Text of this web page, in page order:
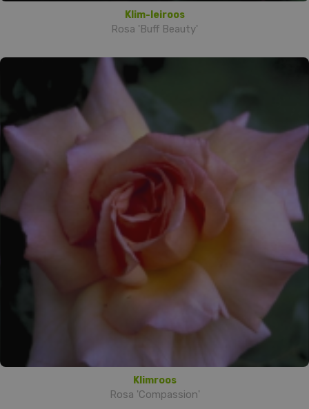
Klim-leiroos
Rosa 'Buff Beauty'
Klimroos
Rosa 'Compassion'